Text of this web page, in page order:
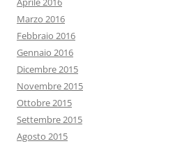
Marzo 2016
Febbraio 2016
Gennaio 2016
Dicembre 2015
Novembre 2015
Ottobre 2015
Settembre 2015
Agosto 2015